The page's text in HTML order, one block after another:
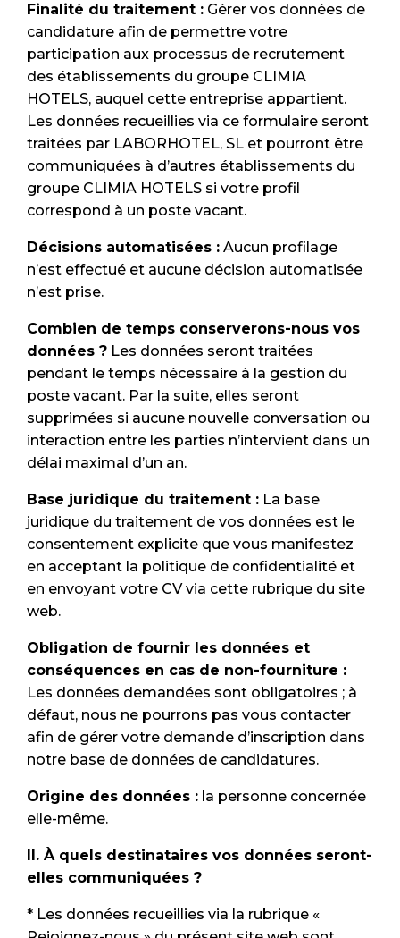
Finalité du traitement : Gérer vos données de
candidature afin de permettre votre
participation aux processus de recrutement
des établissements du groupe CLIMIA
HOTELS, auquel cette entreprise appartient.
Les données recueillies via ce formulaire seront
traitées par LABORHOTEL, SL et pourront être
communiquées à d’autres établissements du
groupe CLIMIA HOTELS si votre profil
correspond à un poste vacant.
Décisions automatisées : Aucun profilage
n’est effectué et aucune décision automatisée
n’est prise.
Combien de temps conserverons-nous vos
données ? Les données seront traitées
pendant le temps nécessaire à la gestion du
poste vacant. Par la suite, elles seront
supprimées si aucune nouvelle conversation ou
interaction entre les parties n’intervient dans un
délai maximal d’un an.
Base juridique du traitement : La base
juridique du traitement de vos données est le
consentement explicite que vous manifestez
en acceptant la politique de confidentialité et
en envoyant votre CV via cette rubrique du site
web.
Obligation de fournir les données et
conséquences en cas de non-fourniture :
Les données demandées sont obligatoires ; à
défaut, nous ne pourrons pas vous contacter
afin de gérer votre demande d’inscription dans
notre base de données de candidatures.
Origine des données : la personne concernée
elle-même.
II. À quels destinataires vos données seront-
elles communiquées ?
* Les données recueillies via la rubrique «